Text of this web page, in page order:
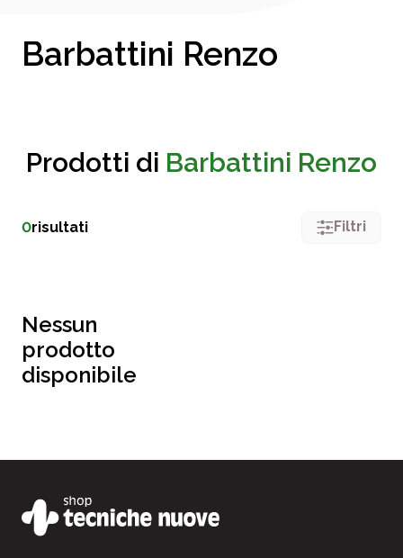
Barbattini Renzo
Prodotti di Barbattini Renzo
0risultati Filtri
Nessun
prodotto
disponibile